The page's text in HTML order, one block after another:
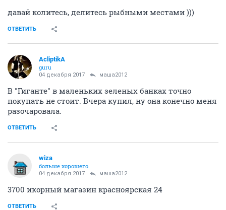
давай колитесь, делитесь рыбными местами )))
ОТВЕТИТЬ
AcliptikA
guru
04 декабря 2017 маша2012
В "Гиганте" в маленьких зеленых банках точно
покупать не стоит. Вчера купил, ну она конечно меня
разочаровала.
ОТВЕТИТЬ
wiza
больше хорошего
04 декабря 2017 маша2012
3700 икорный магазин красноярская 24
ОТВЕТИТЬ